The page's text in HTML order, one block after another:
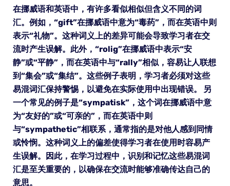
在挪威语和英语中，有许多看似相似但含义不同的词
汇。例如，“gift”在挪威语中意为“毒药”，而在英语中则
表示“礼物”。这种词义上的差异可能会导致学习者在交
流时产生误解。此外，“rolig”在挪威语中表示“安
静”或“平静”，而在英语中与“rally”相似，容易让人联想
到“集会”或“集结”。这些例子表明，学习者必须对这些
易混词汇保持警惕，以避免在实际使用中出现错误。 另
一个常见的例子是“sympatisk”，这个词在挪威语中意
为“友好的”或“可亲的”，而在英语中则
与“sympathetic”相联系，通常指的是对他人感到同情
或怜悯。这种词义上的偏差使得学习者在使用时容易产
生误解。因此，在学习过程中，识别和记忆这些易混词
汇是至关重要的，以确保在交流时能够准确传达自己的
意思。